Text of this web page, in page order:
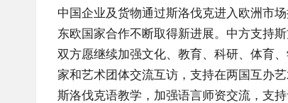
中国企业及货物通过斯洛伐克进入欧洲市
东欧国家合作不断取得新进展。中方支持
双方愿继续加强文化、教育、科研、体育
家和艺术团体交流互访，支持在两国互办
斯洛伐克语教学，加强语言师资交流，支